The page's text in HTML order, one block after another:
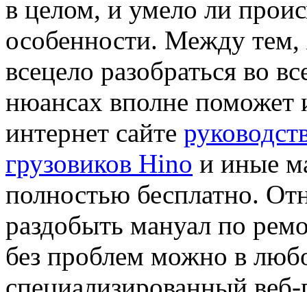
в целом, и умело ли
особенности. Между
всецело разобраться во
нюансах вполне поможет
интернет сайте
грузовиков Hino и иные
полностью бесплатно.
раздобыть мануал по
без проблем можно в